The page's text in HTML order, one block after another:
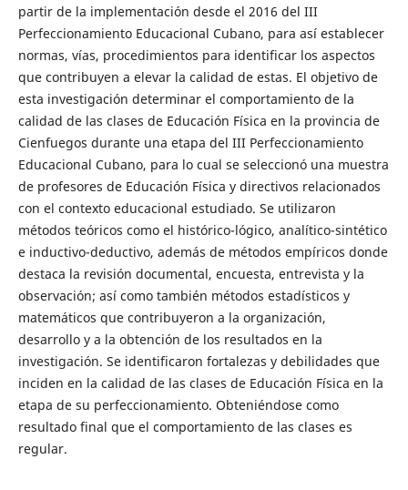
partir de la implementación desde el 2016 del III
Perfeccionamiento Educacional Cubano, para así establecer
normas, vías, procedimientos para identificar los aspectos
que contribuyen a elevar la calidad de estas. El objetivo de
esta investigación determinar el comportamiento de la
calidad de las clases de Educación Física en la provincia de
Cienfuegos durante una etapa del III Perfeccionamiento
Educacional Cubano, para lo cual se seleccionó una muestra
de profesores de Educación Física y directivos relacionados
con el contexto educacional estudiado. Se utilizaron
métodos teóricos como el histórico-lógico, analítico-sintético
e inductivo-deductivo, además de métodos empíricos donde
destaca la revisión documental, encuesta, entrevista y la
observación; así como también métodos estadísticos y
matemáticos que contribuyeron a la organización,
desarrollo y a la obtención de los resultados en la
investigación. Se identificaron fortalezas y debilidades que
inciden en la calidad de las clases de Educación Física en la
etapa de su perfeccionamiento. Obteniéndose como
resultado final que el comportamiento de las clases es
regular.